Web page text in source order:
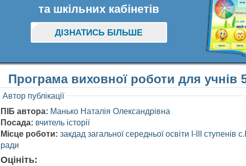
та шкільних кабінетів
ДІЗНАТИСЬ БІЛЬШЕ
Програма виховної роботи для учнів
Автор публікації
ПІБ автора: Манько Наталія Олександрівна
Посада: вчитель історії
Місце роботи: закдад загальної середньої освіти I-III ступенів
ради
Оцініть: